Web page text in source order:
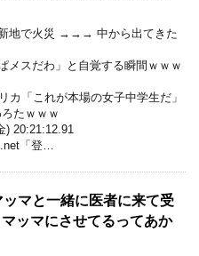
新地で火災 →→→ 中から出てきた
メスだわ」と自覚する瞬間ｗｗｗ
カ「これが本場の女子中学生だ」
たｗｗｗ
) 20:21:12.91
「登…
マと一緒に医者に来て受
ッマにさせてるってあか